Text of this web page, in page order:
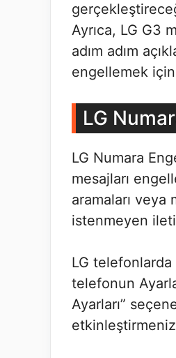
Ayrıca, LG G3
adım adım
engellemek
LG
LG Numara
mesajları
aramaları
istenmeyen
LG
telefonun
Ayarları”